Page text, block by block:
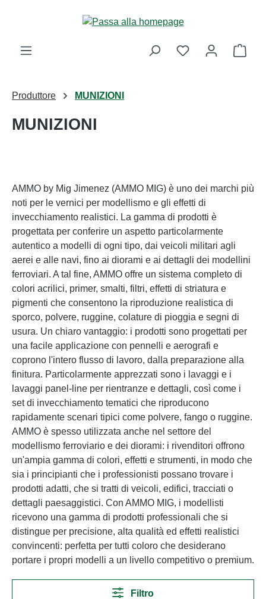
Passa al contenuto principale
Il
Produttore MUNIZIONI
MUNIZIONI
AMMO by Mig Jimenez (AMMO MIG) è uno dei marchi più
noti per le vernici per modellismo e gli effetti di
invecchiamento realistici. La gamma di prodotti è
progettata per conferire un aspetto particolarmente
autentico a modelli di ogni tipo, dai veicoli militari agli
aerei e alle navi, fino ai diorami e ai dettagli dei modellini
ferroviari. A tal fine, AMMO offre un sistema completo di
colori acrilici, primer, smalti, filtri, effetti di striatura e
pigmenti che consentono la riproduzione realistica di
sporco, polvere, ruggine, colature di pioggia e segni di
usura. Un chiaro vantaggio: i prodotti sono progettati per
una facile applicazione con pennelli e aerografi e
coprono l'intero flusso di lavoro, dalla preparazione alla
finitura. Particolarmente apprezzati sono i lavaggi e i
lavaggi panel-line per rientranze e dettagli, così come i
set di invecchiamento tematici che riproducono
rapidamente scenari tipici come polvere, fango o ruggine.
AMMO è spesso utilizzata anche nel settore del
modellismo ferroviario e dei diorami: i rivenditori offrono
un'ampia gamma di colori, effetti e strumenti, in modo che
sia i principianti che i professionisti possano trovare i
prodotti adatti, che si tratti di veicoli, edifici, tracciati o
dettagli paesaggistici. Con AMMO MIG, i modellisti
ricevono una gamma di prodotti professionali che si
distingue per precisione, alta qualità ed effetti realistici
convincenti: perfetta per tutti coloro che desiderano
portare i propri modelli a un livello competitivo o premium.
Filtro